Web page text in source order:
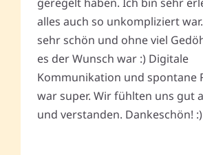
alles auch so unkompliziert
sehr schön und ohne viel
es der Wunsch war :) Digitale
Kommunikation und spontane
war super. Wir fühlten uns gut
und verstanden. Dankeschön! :)